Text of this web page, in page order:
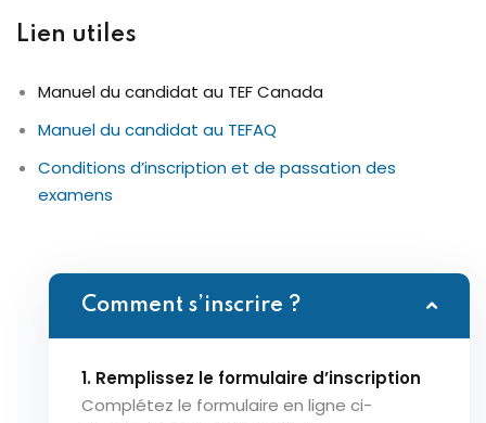
Lien utiles
Manuel du candidat au TEF Canada
Manuel du candidat au TEFAQ
Conditions d’inscription et de passation des
examens
Comment s’inscrire ?
1. Remplissez le formulaire d’inscription
Complétez le formulaire en ligne ci-